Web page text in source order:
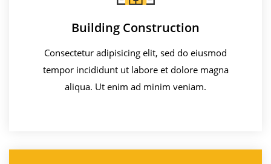
Building Construction
Consectetur adipisicing elit, sed do eiusmod
tempor incididunt ut labore et dolore magna
aliqua. Ut enim ad minim veniam.